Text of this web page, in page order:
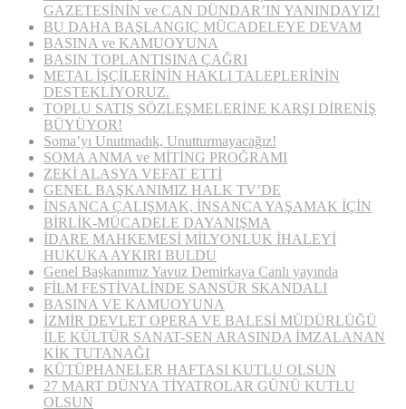
GAZETESİNİN ve CAN DÜNDAR’IN YANINDAYIZ!
BU DAHA BAŞLANGIÇ MÜCADELEYE DEVAM
BASINA ve KAMUOYUNA
BASIN TOPLANTISINA ÇAĞRI
METAL İŞÇİLERİNİN HAKLI TALEPLERİNİN
DESTEKLİYORUZ.
TOPLU SATIŞ SÖZLEŞMELERİNE KARŞI DİRENİŞ
BÜYÜYOR!
Soma’yı Unutmadık, Unutturmayacağız!
SOMA ANMA ve MİTİNG PROĞRAMI
ZEKİ ALASYA VEFAT ETTİ
GENEL BAŞKANIMIZ HALK TV’DE
İNSANCA ÇALIŞMAK, İNSANCA YAŞAMAK İÇİN
BİRLİK-MÜCADELE DAYANIŞMA
İDARE MAHKEMESİ MİLYONLUK İHALEYİ
HUKUKA AYKIRI BULDU
Genel Başkanımız Yavuz Demirkaya Canlı yayında
FİLM FESTİVALİNDE SANSÜR SKANDALI
BASINA VE KAMUOYUNA
İZMİR DEVLET OPERA VE BALESİ MÜDÜRLÜĞÜ
İLE KÜLTÜR SANAT-SEN ARASINDA İMZALANAN
KİK TUTANAĞI
KÜTÜPHANELER HAFTASI KUTLU OLSUN
27 MART DÜNYA TİYATROLAR GÜNÜ KUTLU
OLSUN